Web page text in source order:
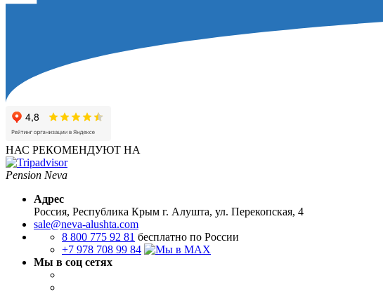
НАС РЕКОМЕНДУЮТ НА
Pension Neva
Адрес
Россия, Республика Крым г. Алушта, ул. Перекопская, 4
sale@neva-alushta.com
8 800 775 92 81 бесплатно по России
+7 978 708 99 84
Мы в соц сетях